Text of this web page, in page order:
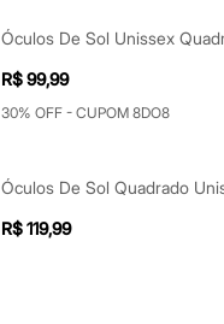
R$ 99,99
30% OFF - CUPOM 8DO8
R$ 119,99